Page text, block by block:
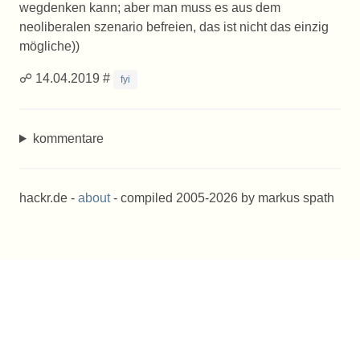
wegdenken kann; aber man muss es aus dem
neoliberalen szenario befreien, das ist nicht das einzig
mögliche))
☍ 14.04.2019 # fyi
kommentare
hackr.de - about- compiled 2005-2026 by markus spath